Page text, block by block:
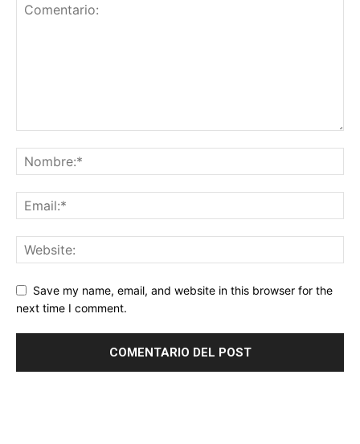
Save my name, email, and website in this browser for the
next time I comment.